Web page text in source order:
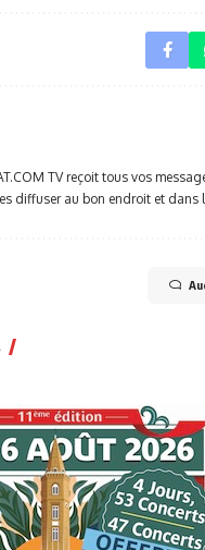
TV reçoit tous vos
diffuser au bon endroit et dans